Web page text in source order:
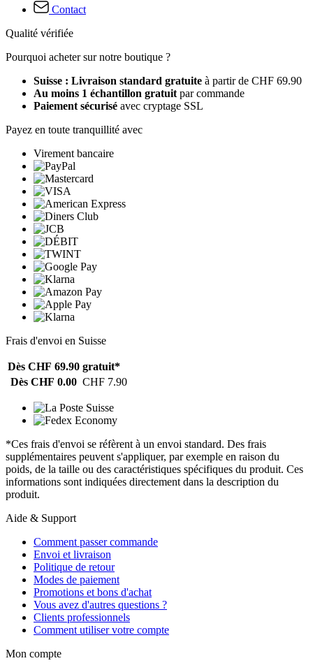
Contact
Qualité vérifiée
Pourquoi acheter sur notre boutique ?
Suisse : Livraison standard gratuite à partir de CHF 69.90
Au moins 1 échantillon gratuit par commande
Paiement sécurisé avec cryptage SSL
Payez en toute tranquillité avec
Virement bancaire
Frais d'envoi en Suisse
Dès CHF 69.90 gratuit*
Dès CHF 0.00 CHF 7.90
*Ces frais d'envoi se réfèrent à un envoi standard. Des frais
supplémentaires peuvent s'appliquer, par exemple en raison du
poids, de la taille ou des caractéristiques spécifiques du produit. Ces
informations sont indiquées directement dans la description du
produit.
Aide & Support
Comment passer commande
Envoi et livraison
Politique de retour
Modes de paiement
Promotions et bons d'achat
Vous avez d'autres questions ?
Clients professionnels
Comment utiliser votre compte
Mon compte